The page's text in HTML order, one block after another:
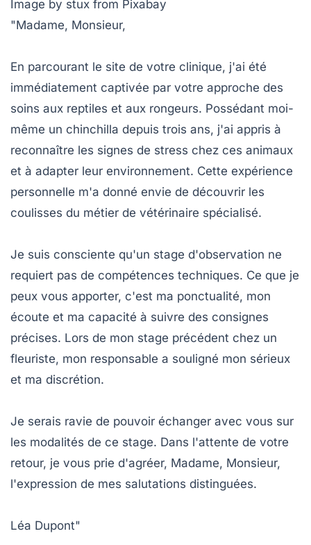
Image by stux from Pixabay
"Madame, Monsieur,
En parcourant le site de votre clinique, j'ai été
immédiatement captivée par votre approche des
soins aux reptiles et aux rongeurs. Possédant moi-
même un chinchilla depuis trois ans, j'ai appris à
reconnaître les signes de stress chez ces animaux
et à adapter leur environnement. Cette expérience
personnelle m'a donné envie de découvrir les
coulisses du métier de vétérinaire spécialisé.
Je suis consciente qu'un stage d'observation ne
requiert pas de compétences techniques. Ce que je
peux vous apporter, c'est ma ponctualité, mon
écoute et ma capacité à suivre des consignes
précises. Lors de mon stage précédent chez un
fleuriste, mon responsable a souligné mon sérieux
et ma discrétion.
Je serais ravie de pouvoir échanger avec vous sur
les modalités de ce stage. Dans l'attente de votre
retour, je vous prie d'agréer, Madame, Monsieur,
l'expression de mes salutations distinguées.
Léa Dupont"